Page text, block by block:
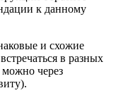
к данному
и схожие
в разных
через